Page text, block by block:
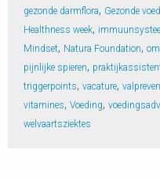
gezonde darmflora, Gezonde
Healthness week,
Mindset, Natura Foundation,
pijnlijke spieren,
triggerpoints, vacature,
vitamines, Voeding,
welvaartsziektes